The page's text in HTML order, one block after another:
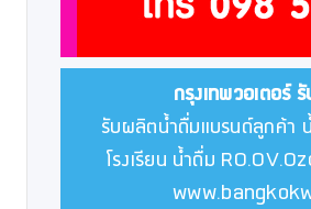
กรุงเทพวอเตอร์
รับผลิตน้ำดื่มแบรนด์ลูกค้า
โรงเรียน น้ำดื่ม